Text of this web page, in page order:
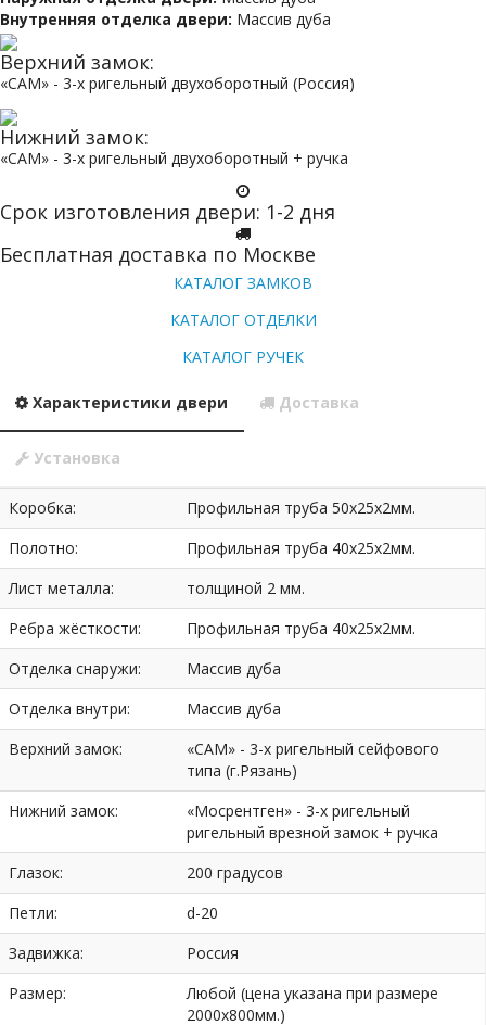
Внутренняя отделка двери: Массив дуба
Верхний замок:
«САМ» - 3-х ригельный двухоборотный (Россия)
Нижний замок:
«САМ» - 3-х ригельный двухоборотный + ручка
Срок изготовления двери: 1-2 дня
Бесплатная доставка по Москве
КАТАЛОГ ЗАМКОВ
КАТАЛОГ ОТДЕЛКИ
КАТАЛОГ РУЧЕК
Характеристики двери Доставка
Установка
Коробка:
Профильная труба 50х25х2мм.
Полотно:
Профильная труба 40х25х2мм.
Лист металла:
толщиной 2 мм.
Ребра жёсткости:
Профильная труба 40х25х2мм.
Отделка снаружи:
Массив дуба
Отделка внутри:
Массив дуба
Верхний замок:
«САМ» - 3-х ригельный сейфового
типа (г.Рязань)
Нижний замок:
«Мосрентген» - 3-х ригельный
ригельный врезной замок + ручка
Глазок:
200 градусов
Петли:
d-20
Задвижка:
Россия
Размер:
Любой (цена указана при размере
2000х800мм.)